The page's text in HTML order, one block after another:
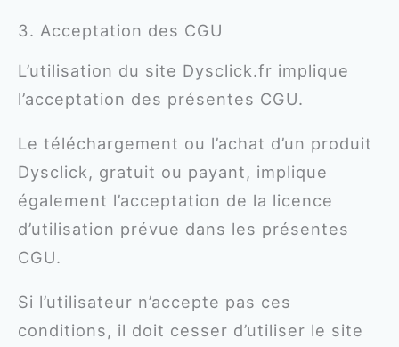
3. Acceptation des CGU
L’utilisation du site Dysclick.fr implique
l’acceptation des présentes CGU.
Le téléchargement ou l’achat d’un produit
Dysclick, gratuit ou payant, implique
également l’acceptation de la licence
d’utilisation prévue dans les présentes
CGU.
Si l’utilisateur n’accepte pas ces
conditions, il doit cesser d’utiliser le site